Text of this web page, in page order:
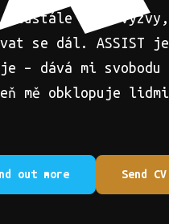
Neustále nové
se dál. ASSIST
– dává mi
mě obklopuje
out more Send CV